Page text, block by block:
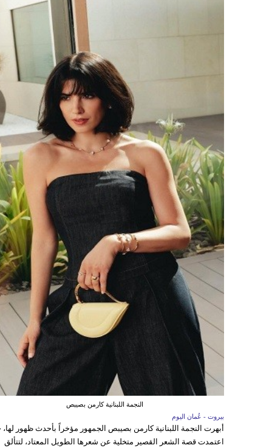
النجمة اللبنانية كارمن بصيبص
بيروت - عُمان اليوم
أبهرت النجمة اللبنانية كارمن بصيبص الجمهور مؤخراً بأحدث ظهور
اعتمدت قصة الشعر القصير متخلية عن شعرها الطويل المعتاد، لتتألق